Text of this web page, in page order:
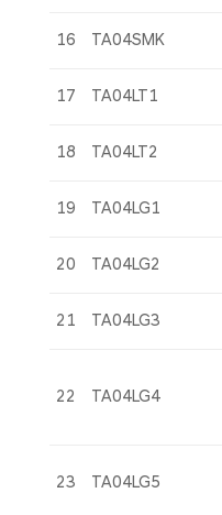
16 TA04SMK
17 TA04LT1
18 TA04LT2
19 TA04LG1
20 TA04LG2
21 TA04LG3
22 TA04LG4
23 TA04LG5